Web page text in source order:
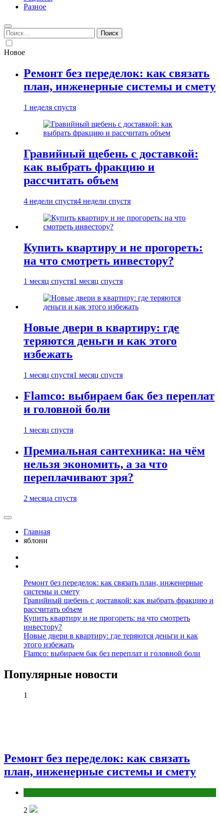
Разное
Найти:
Новое
Ремонт без переделок: как связать
план, инженерные системы и смету
1 неделя спустя
Гравийный щебень с доставкой:
как выбрать фракцию и
рассчитать объем
4 недели спустя4 недели спустя
Купить квартиру и не прогореть:
на что смотреть инвестору?
1 месяц спустя1 месяц спустя
Новые двери в квартиру: где
теряются деньги и как этого
избежать
1 месяц спустя1 месяц спустя
Flamco: выбираем бак без переплат
и головной боли
1 месяц спустя
Премиальная сантехника: на чём
нельзя экономить, а за что
переплачивают зря?
2 месяца спустя
Главная
яблони
Ремонт без переделок: как связать план, инженерные
системы и смету
Гравийный щебень с доставкой: как выбрать фракцию и
рассчитать объем
Купить квартиру и не прогореть: на что смотреть
инвестору?
Новые двери в квартиру: где теряются деньги и как
этого избежать
Flamco: выбираем бак без переплат и головной боли
Популярные новости
1
Ремонт без переделок: как связать
план, инженерные системы и смету
2